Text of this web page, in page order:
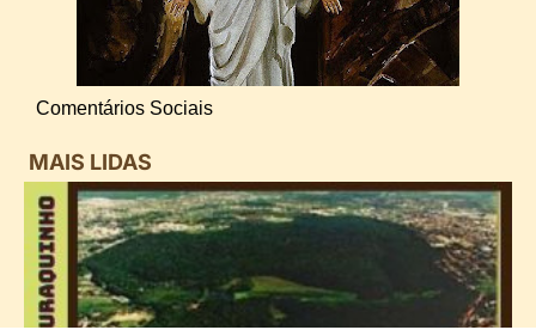
Comentários Sociais
MAIS LIDAS